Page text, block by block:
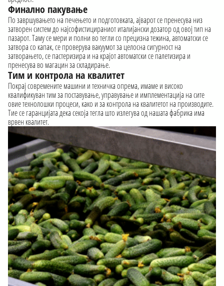
Финално пакување
По завршувањето на печењето и подготовката, ајварот се пренесува низ
затворен систем до најсофистицираниот италијански дозатор од овој тип на
пазарот. Таму се мери и полни во тегли со прецизна тежина, автоматски се
затвора со капак, се проверува вакуумот за целосна сигурност на
затворањето, се пастеризира и на крајот автоматски се палетизира и
пренесува во магацин за складирање.
Тим и контрола на квалитет
Покрај современите машини и техничка опрема, имаме и високо
квалификуван тим за поставување, управување и имплементација на сите
овие технолошки процеси, како и за контрола на квалитетот на производите.
Тие се гаранцијата дека секоја тегла што излегува од нашата фабрика има
врвен квалитет.